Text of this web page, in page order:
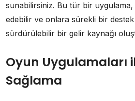
sunabilirsiniz. Bu tür bir uygulama,
edebilir ve onlara sürekli bir
sürdürülebilir bir gelir kaynağı
Oyun Uygulamaları
Sağlama